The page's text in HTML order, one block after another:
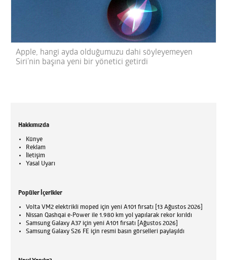
Apple, hangi ayda olduğumuzu dahi söyleyemeyen
Siri’nin başına yeni bir yönetici getirdi
Hakkımızda
Künye
Reklam
İletişim
Yasal Uyarı
Popüler İçerikler
Volta VM2 elektrikli moped için yeni A101 fırsatı [13 Ağustos 2026]
Nissan Qashqai e-Power ile 1.980 km yol yapılarak rekor kırıldı
Samsung Galaxy A37 için yeni A101 fırsatı [Ağustos 2026]
Samsung Galaxy S26 FE için resmi basın görselleri paylaşıldı